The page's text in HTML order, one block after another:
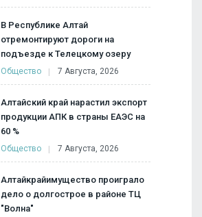
В Республике Алтай
отремонтируют дороги на
подъезде к Телецкому озеру
Общество 7 Августа, 2026
Алтайский край нарастил экспорт
продукции АПК в страны ЕАЭС на
60 %
Общество 7 Августа, 2026
Алтайкрайимущество проиграло
дело о долгострое в районе ТЦ
"Волна"